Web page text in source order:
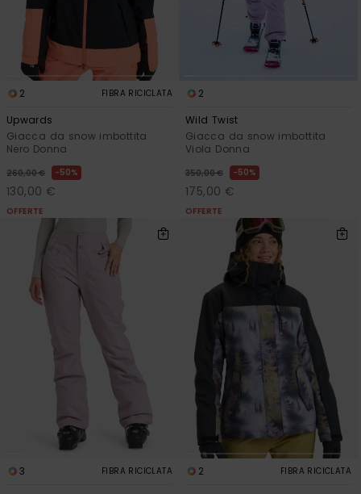
2 FIBRA RICICLATA
Upwards
Giacca da snow imbottita
Nero Donna
260,00 € 50%
130,00 €
OFFERTE
2
Wild Twist
Giacca da snow imbottita
Viola Donna
350,00 € 50%
175,00 €
OFFERTE
3 FIBRA RICICLATA 2 FIBRA RICICLATA